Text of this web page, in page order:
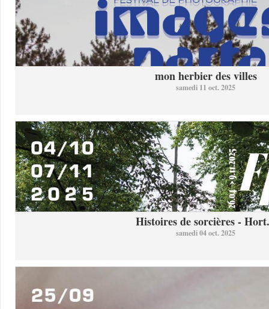
mon herbier des villes
samedi 11 oct. 2025
Histoires de sorcières -
samedi 04 oct. 2025